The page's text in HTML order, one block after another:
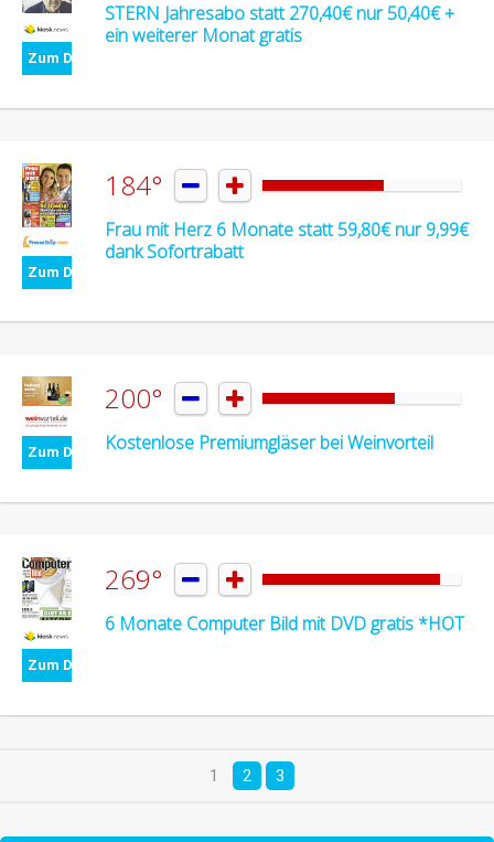
Zum Deal
STERN Jahresabo statt 270,40€ nur 50,40€ +
ein weiterer Monat gratis
Zum Deal
184°  
Frau mit Herz 6 Monate statt 59,80€ nur 9,99€
dank Sofortrabatt
Zum Deal
200°  
Kostenlose Premiumgläser bei Weinvorteil
Zum Deal
269°  
6 Monate Computer Bild mit DVD gratis *HOT
1 2 3